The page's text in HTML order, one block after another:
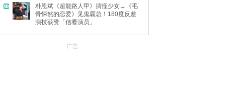
朴恩斌《超能路人甲》搞怪少女→《毛
骨悚然的恋爱》见鬼霸总！180度反差
演技获赞「信看演员」
广告